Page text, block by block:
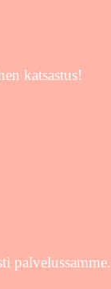
katsastus!
palvelussamme.